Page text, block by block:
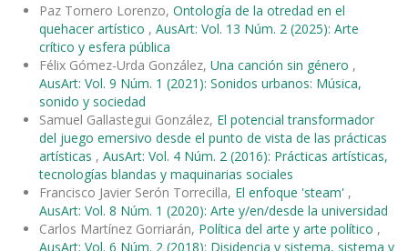
Paz Tornero Lorenzo, Ontología de la otredad en el
quehacer artístico , AusArt: Vol. 13 Núm. 2 (2025): Arte
crítico y esfera pública
Félix Gómez-Urda González, Una canción sin género ,
AusArt: Vol. 9 Núm. 1 (2021): Sonidos urbanos: Música,
sonido y sociedad
Samuel Gallastegui González, El potencial transformador
del juego emersivo desde el punto de vista de las prácticas
artísticas , AusArt: Vol. 4 Núm. 2 (2016): Prácticas artísticas,
tecnologías blandas y maquinarias sociales
Francisco Javier Serón Torrecilla, El enfoque 'steam' ,
AusArt: Vol. 8 Núm. 1 (2020): Arte y/en/desde la universidad
Carlos Martínez Gorriarán, Política del arte y arte político ,
AusArt: Vol. 6 Núm. 2 (2018): Disidencia y sistema, sistema y